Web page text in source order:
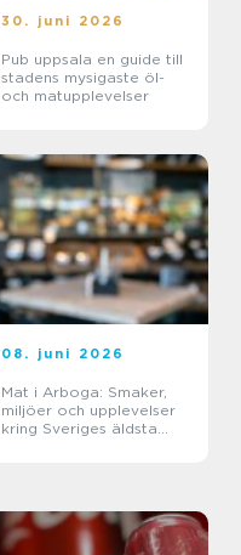
30. juni 2026
Pub uppsala en guide till
stadens mysigaste öl-
och matupplevelser
08. juni 2026
Mat i Arboga: Smaker,
miljöer och upplevelser
kring Sveriges äldsta